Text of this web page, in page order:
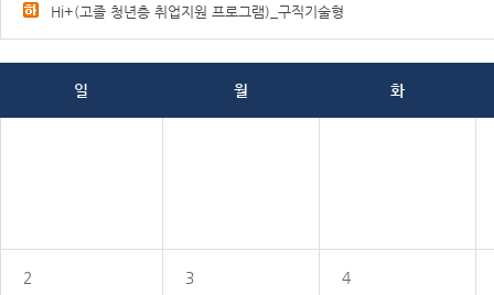
Hi+(고졸 청년층 취업지원 프로그램)_구직기술형
일 월 화
2 3 4